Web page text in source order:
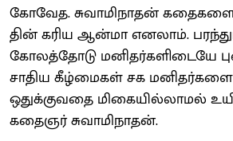
கோவேத. சுவாமி​நாதன்
தின் கரிய ஆன்மா எனலாம்.
கோலத்​தோடு மனிதர்​களிடையே
சாதிய கீழ்​மை​கள் சக
ஒதுக்​கு​வதை மிகை​யில்​லாமல்
கதைஞர் சுவாமிநாதன்.